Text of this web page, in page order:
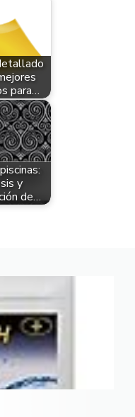
para…
y
de…